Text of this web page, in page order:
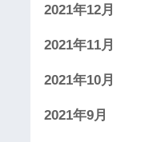
2021年12月
2021年11月
2021年10月
2021年9月